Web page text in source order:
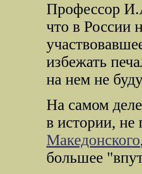
Профессор
что в России
избежать
на нем не
На самом
в истории, не
Македонского
большее